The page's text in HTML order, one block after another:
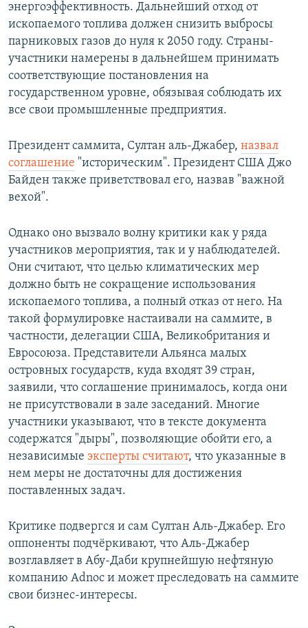
энергоэффективность. Дальнейший отход от
ископаемого топлива должен снизить выбросы
парниковых газов до нуля к 2050 году. Страны-
участники намерены в дальнейшем принимать
соответствующие постановления на
государственном уровне, обязывая соблюдать их
все свои промышленные предприятия.
Президент саммита, Султан аль-Джабер, назвал
соглашение "историческим". Президент США Джо
Байден также приветствовал его, назвав "важной
вехой".
Однако оно вызвало волну критики как у ряда
участников мероприятия, так и у наблюдателей.
Они считают, что целью климатических мер
должно быть не сокращение использования
ископаемого топлива, а полный отказ от него. На
такой формулировке настаивали на саммите, в
частности, делегации США, Великобритания и
Евросоюза. Представители Альянса малых
островных государств, куда входят 39 стран,
заявили, что соглашение принималось, когда они
не присутствовали в зале заседаний. Многие
участники указывают, что в тексте документа
содержатся "дыры", позволяющие обойти его, а
независимые эксперты считают, что указанные в
нем меры не достаточны для достижения
поставленных задач.
Критике подвергся и сам Султан Аль-Джабер. Его
оппоненты подчёркивают, что Аль-Джабер
возглавляет в Абу-Даби крупнейшую нефтяную
компанию Adnoc и может преследовать на саммите
свои бизнес-интересы.